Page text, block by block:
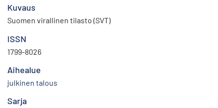
Kuvaus
Suomen virallinen tilasto (SVT)
ISSN
1799-8026
Aihealue
julkinen talous
Sarja